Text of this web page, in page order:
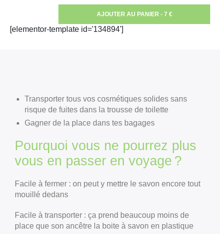
AJOUTER AU PANIER - 7 €
[elementor-template id='134894']
Transporter tous vos cosmétiques solides sans
risque de fuites dans la trousse de toilette
Gagner de la place dans tes bagages
Pourquoi vous ne pourrez plus
vous en passer en voyage ?
Facile à fermer : on peut y mettre le savon encore tout
mouillé dedans
Facile à transporter : ça prend beaucoup moins de
place que son ancêtre la boite à savon en plastique